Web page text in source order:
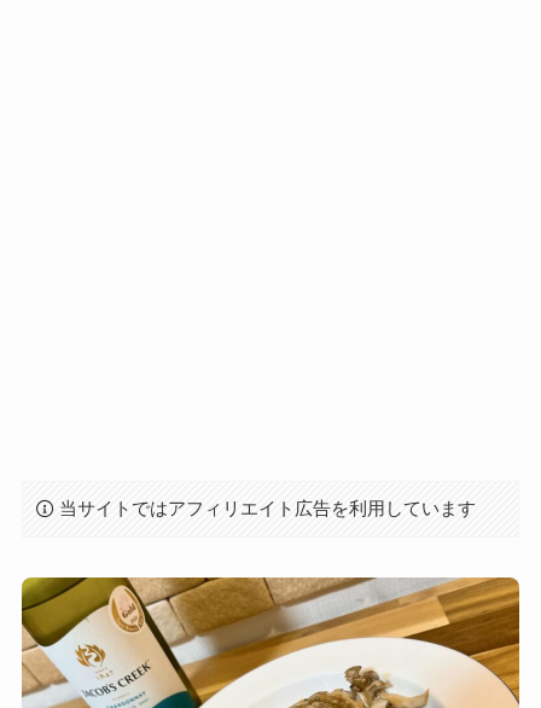
当サイトではアフィリエイト広告を利用しています